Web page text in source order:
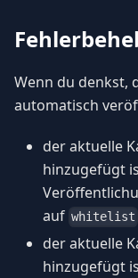
Wenn du denkst,
automatisch
der aktuelle
hinzugefügt
auf whitelist
der aktuelle
hinzugefügt